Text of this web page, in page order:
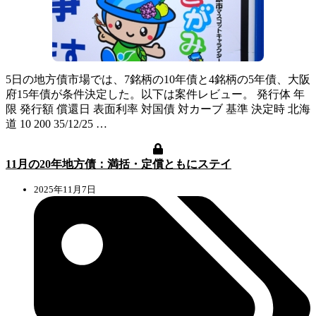
5日の地方債市場では、7銘柄の10年債と4銘柄の5年債、大阪
府15年債が条件決定した。以下は案件レビュー。 発行体 年
限 発行額 償還日 表面利率 対国債 対カーブ 基準 決定時 北海
道 10 200 35/12/25 …
11月の20年地方債：満括・定償ともにステイ
2025年11月7日